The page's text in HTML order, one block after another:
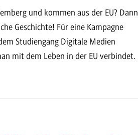
und kommen aus der EU? Dann
Geschichte! Für eine Kampagne
Studiengang Digitale Medien
mit dem Leben in der EU verbindet.